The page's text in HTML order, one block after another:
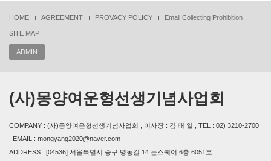
HOME AGREEMENT PROVACY POLICY Email Collecting Prohibition
SITE MAP
ADMIN
(사)몽양여운형선생기념사업회
COMPANY : (사)몽양여운형선생기념사업회 , 이사장 : 김 태 일 , TEL : 02) 3210-2700
, EMAIL : mongyang2020@naver.com
ADDRESS : [04536] 서울특별시 중구 명동길 14 눈스퀘어 6층 6051호